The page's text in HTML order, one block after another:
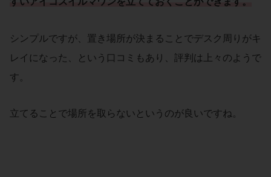
シンプルですが、置き場所が決まることでデスク周りがキ
レイになった、という口コミもあり、評判は上々のようで
す。
立てることで場所を取らないというのが良いですね。